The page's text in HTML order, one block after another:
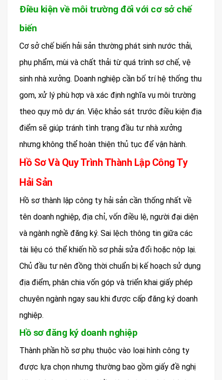
Điều kiện về môi trường đối với cơ sở chế
biến
Cơ sở chế biến hải sản thường phát sinh nước thải,
phụ phẩm, mùi và chất thải từ quá trình sơ chế, vệ
sinh nhà xưởng. Doanh nghiệp cần bố trí hệ thống thu
gom, xử lý phù hợp và xác định nghĩa vụ môi trường
theo quy mô dự án. Việc khảo sát trước điều kiện địa
điểm sẽ giúp tránh tình trạng đầu tư nhà xưởng
nhưng không thể hoàn thiện thủ tục để vận hành.
Hồ Sơ Và Quy Trình Thành Lập Công Ty
Hải Sản
Hồ sơ thành lập công ty hải sản cần thống nhất về
tên doanh nghiệp, địa chỉ, vốn điều lệ, người đại diện
và ngành nghề đăng ký. Sai lệch thông tin giữa các
tài liệu có thể khiến hồ sơ phải sửa đổi hoặc nộp lại.
Chủ đầu tư nên đồng thời chuẩn bị kế hoạch sử dụng
địa điểm, phân chia vốn góp và triển khai giấy phép
chuyên ngành ngay sau khi được cấp đăng ký doanh
nghiệp.
Hồ sơ đăng ký doanh nghiệp
Thành phần hồ sơ phụ thuộc vào loại hình công ty
được lựa chọn nhưng thường bao gồm giấy đề nghị